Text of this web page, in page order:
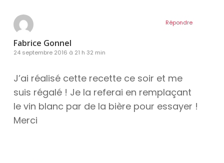
Fabrice Gonnel
24 septembre 2016 à 21 h 32 min
J’ai réalisé cette recette ce soir et me
suis régalé ! Je la referai en remplaçant
le vin blanc par de la bière pour essayer !
Merci
Répondre